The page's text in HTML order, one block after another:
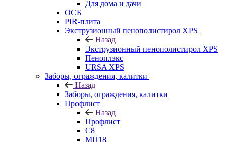
Для дома и дачи
ОСБ
PIR-плита
Экструзионный пенополистирол XPS
Назад
Экструзионный пенополистирол XPS
Пеноплэкс
URSA XPS
Заборы, ограждения, калитки
Назад
Заборы, ограждения, калитки
Профлист
Назад
Профлист
С8
МП18